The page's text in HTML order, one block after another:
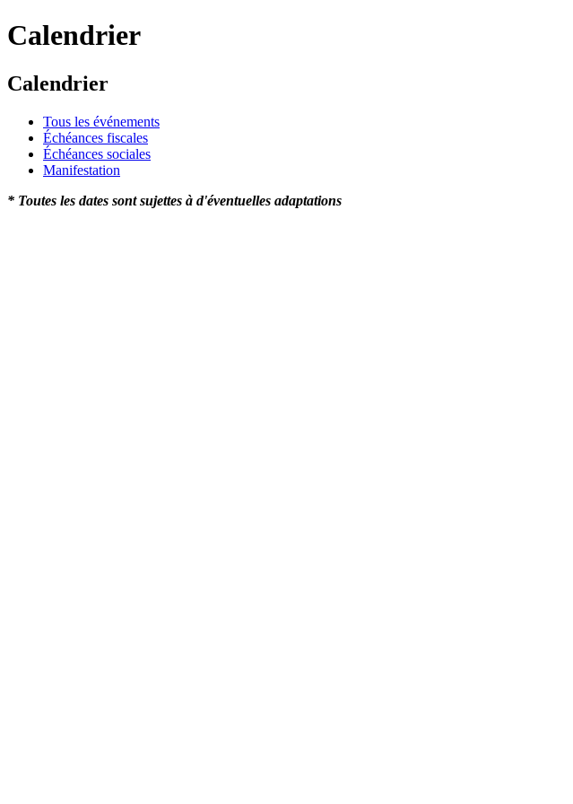
Calendrier
Calendrier
Tous les événements
Échéances fiscales
Échéances sociales
Manifestation
* Toutes les dates sont sujettes à d'éventuelles adaptations